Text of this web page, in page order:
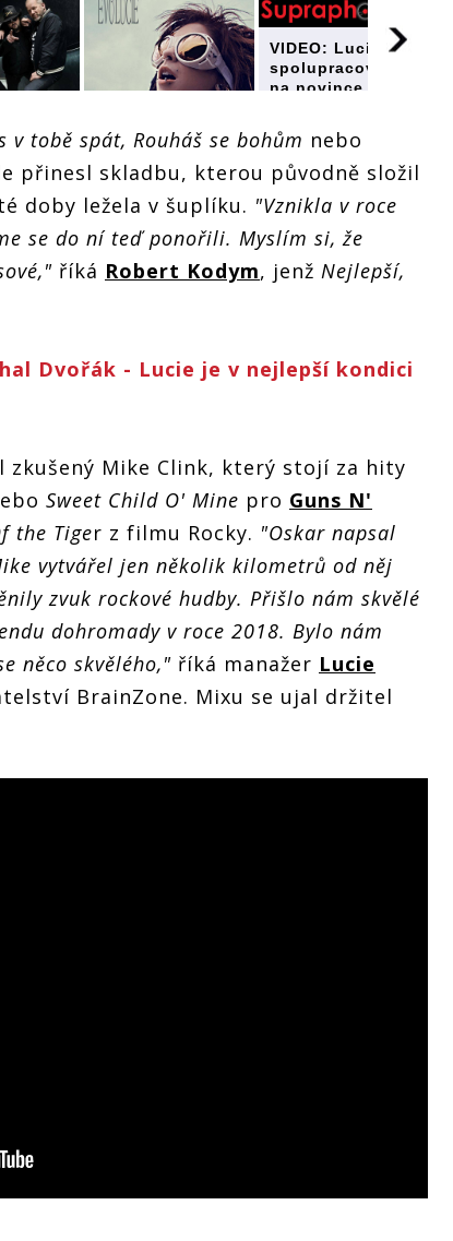
VIDEO: Lucie
spolupracovala
na novince
Nejlepší, kterou
znám s
producentem
Guns N' Roses
VIDEO: Lucie
spolupracovala
na novince
producentem
Guns N' Roses
v tobě spát, Rouháš se bohům nebo
přinesl skladbu, kterou původně složil
doby ležela v šuplíku. "Vznikla v roce
se do ní teď ponořili. Myslím si, že
říká Robert Kodym, jenž Nejlepší,
Dvořák - Lucie je v nejlepší kondici
zkušený Mike Clink, který stojí za hity
Sweet Child O' Mine pro Guns N'
the Tiger z filmu Rocky. "Oskar napsal
vytvářel jen několik kilometrů od něj
zvuk rockové hudby. Přišlo nám skvělé
dohromady v roce 2018. Bylo nám
něco skvělého," říká manažer Lucie
BrainZone. Mixu se ujal držitel